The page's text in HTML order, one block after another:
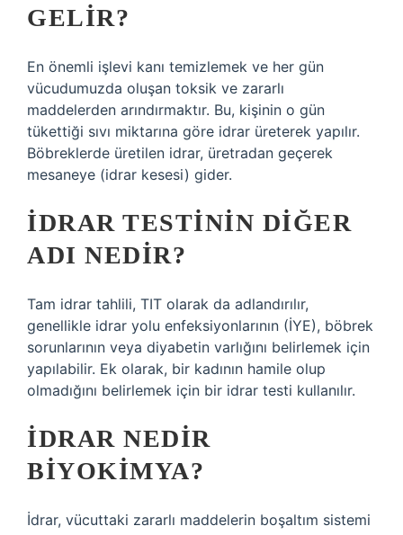
GELIR?
En önemli işlevi kanı temizlemek ve her gün
vücudumuzda oluşan toksik ve zararlı
maddelerden arındırmaktır. Bu, kişinin o gün
tükettiği sıvı miktarına göre idrar üreterek yapılır.
Böbreklerde üretilen idrar, üretradan geçerek
mesaneye (idrar kesesi) gider.
İDRAR TESTININ DIĞER
ADI NEDIR?
Tam idrar tahlili, TIT olarak da adlandırılır,
genellikle idrar yolu enfeksiyonlarının (İYE), böbrek
sorunlarının veya diyabetin varlığını belirlemek için
yapılabilir. Ek olarak, bir kadının hamile olup
olmadığını belirlemek için bir idrar testi kullanılır.
İDRAR NEDIR
BIYOKIMYA?
İdrar, vücuttaki zararlı maddelerin boşaltım sistemi